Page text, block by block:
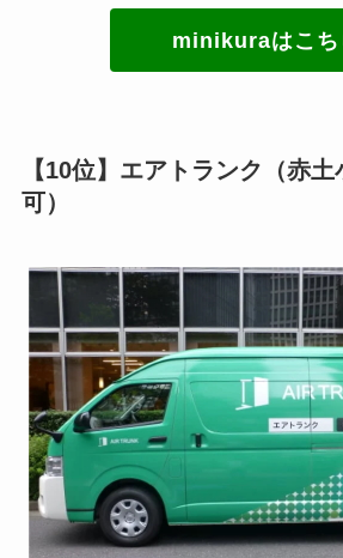
minikuraはこち
【10位】エアトランク（赤
可）